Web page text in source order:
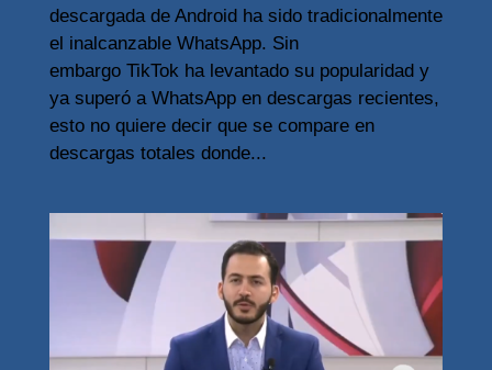
descargada de Android ha sido tradicionalmente
el inalcanzable WhatsApp. Sin
embargo TikTok ha levantado su popularidad y
ya superó a WhatsApp en descargas recientes,
esto no quiere decir que se compare en
descargas totales donde...